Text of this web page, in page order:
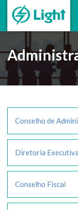
Conselho de
Diretoria Executiva
Conselho Fiscal